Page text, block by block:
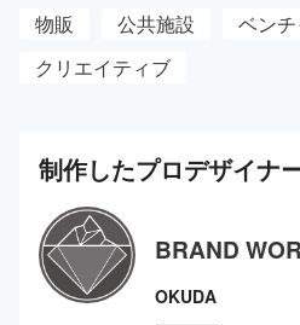
物販
公共施設
ベン
クリエイティブ
制作したプロデザイナ
BRAND
OKUDA